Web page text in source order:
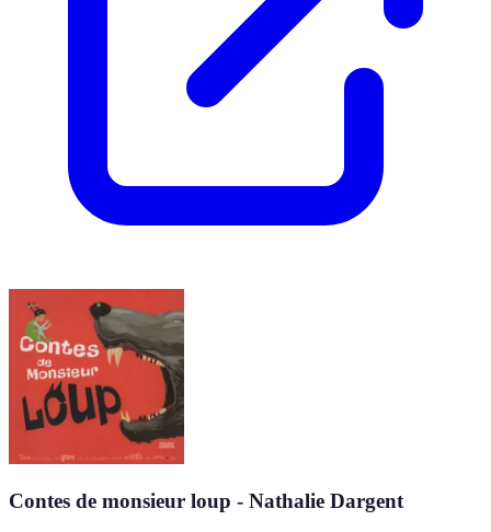
Contes de monsieur loup - Nathalie Dargent